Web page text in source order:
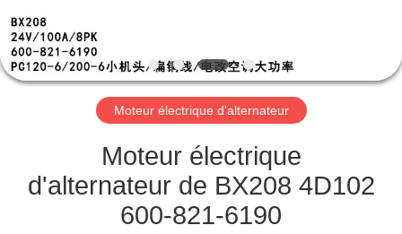
NOUS
VISITE
D'USINE
CONTRÔLE
Moteur électrique d'alternateur
Moteur électrique
d'alternateur de BX208 4D102
600-821-6190